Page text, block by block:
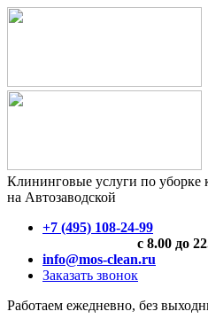
Клининговые услуги по уборке
на Автозаводской
+7 (495) 108-24-99
с 8.00 до
info@mos-clean.ru
Заказать звонок
Работаем ежедневно, без